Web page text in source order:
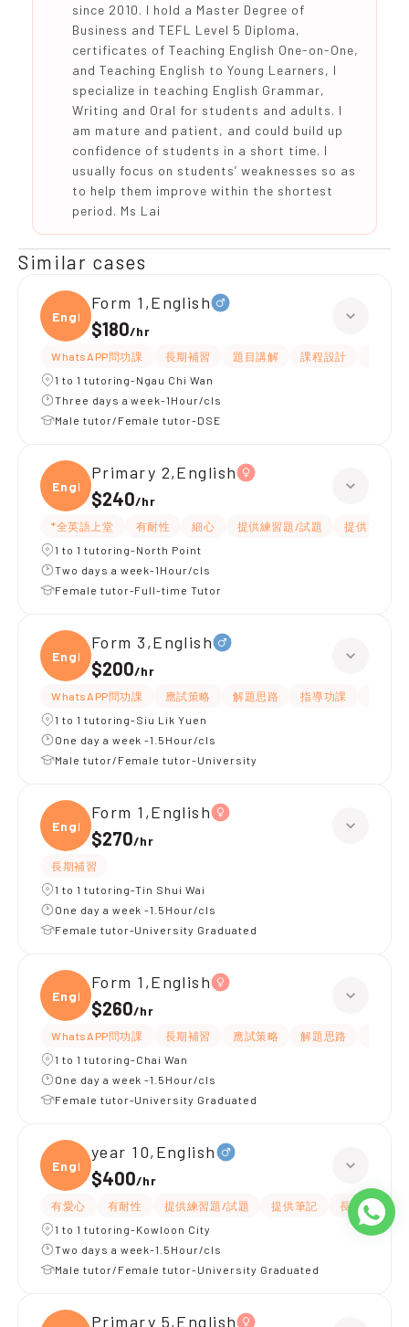
since 2010. I hold a Master Degree of
Business and TEFL Level 5 Diploma,
certificates of Teaching English One-on-One,
and Teaching English to Young Learners, I
specialize in teaching English Grammar,
Writing and Oral for students and adults. I
am mature and patient, and could build up
confidence of students in a short time. I
usually focus on students’ weaknesses so as
to help them improve within the shortest
period. Ms Lai
Similar cases
Engli
Form 1,English
$180/hr
WhatsAPP問功課 長期補習 題目講解 課程設計
1 to 1 tutoring-Ngau Chi Wan
Three days a week-1Hour/cls
Male tutor/Female tutor-DSE
Engli
Primary 2,English
$240/hr
*全英語上堂 有耐性 細心 提供練習題/試題
提供筆記
1 to 1 tutoring-North Point
Two days a week-1Hour/cls
Female tutor-Full-time Tutor
Engli
Form 3,English
$200/hr
WhatsAPP問功課 應試策略 解題思路 指導功課
1 to 1 tutoring-Siu Lik Yuen
One day a week -1.5Hour/cls
Male tutor/Female tutor-University
Engli
Form 1,English
$270/hr
長期補習
1 to 1 tutoring-Tin Shui Wai
One day a week -1.5Hour/cls
Female tutor-University Graduated
Engli
Form 1,English
$260/hr
WhatsAPP問功課 長期補習 應試策略 解題思路
1 to 1 tutoring-Chai Wan
One day a week -1.5Hour/cls
Female tutor-University Graduated
Engli
year 10,English
$400/hr
有愛心 有耐性 提供練習題/試題 提供筆記
長期補習
1 to 1 tutoring-Kowloon City
Two days a week-1.5Hour/cls
Male tutor/Female tutor-University Graduated
Primary 5,English